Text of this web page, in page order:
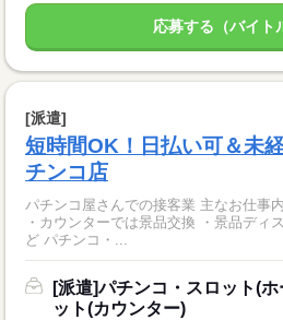
応募する（バイト
[派遣]
短時間OK！日払い可＆未
チンコ店
パチンコ屋さんでの接客業 主なお仕事
・カウンターでは景品交換 ・景品ディ
ど パチンコ・...
[派遣]パチンコ・スロット(
ット(カウンター)